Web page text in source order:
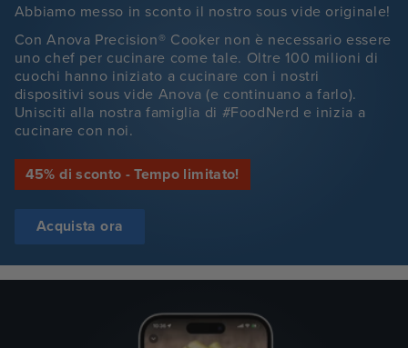
Abbiamo messo in sconto il nostro sous vide originale!
Con Anova Precision® Cooker non è necessario essere
uno chef per cucinare come tale. Oltre 100 milioni di
cuochi hanno iniziato a cucinare con i nostri
dispositivi sous vide Anova (e continuano a farlo).
Unisciti alla nostra famiglia di #FoodNerd e inizia a
cucinare con noi.
45% di sconto - Tempo limitato!
Acquista ora